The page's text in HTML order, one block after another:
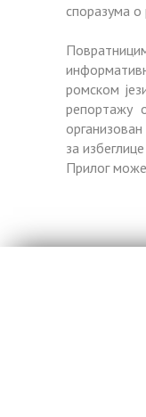
споразума о
ромском
репортажу
за
Прилог